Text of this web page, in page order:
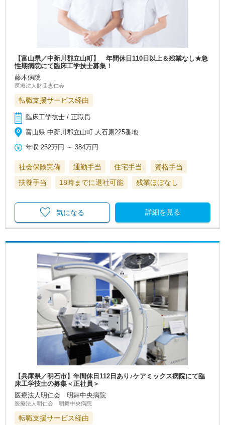
【富山県／中新川郡立山町】 年間休日110日以上＆残業なし★急
性期病院にて臨床工学技士募集！
藤木病院
医療法人財団恵仁会
転職支援サービス経由
臨床工学技士 / 正職員
富山県 中新川郡立山町 大石原225番地
年収 252万円 ～384万円
社会保険完備 通勤手当 住宅手当
資格手当
扶養手当
18時までに退社可能 残業ほぼなし
詳細を見る
気になる
【兵庫県／明石市】年間休日112日あり♪ケアミックス病院にて臨
床工学技士の募集＜正社員＞
医療法人明仁会 明舞中央病院
医療法人明仁会 明舞中央病院
転職支援サービス経由